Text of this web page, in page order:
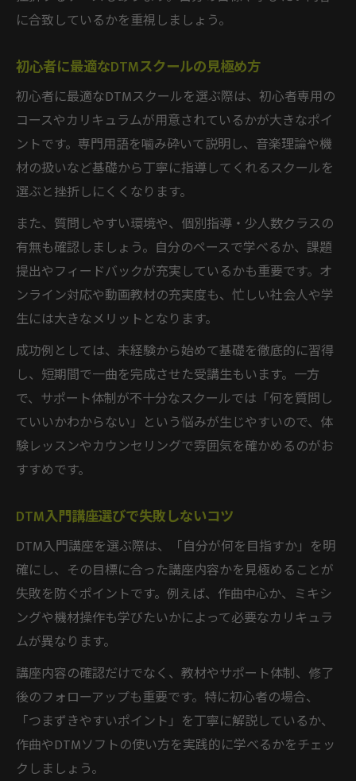
に合致しているかを重視しましょう。
初心者に最適なDTMスクールの見極め方
初心者に最適なDTMスクールを選ぶ際は、初心者専用の
コースやカリキュラムが用意されているかが大きなポイ
ントです。専門用語を噛み砕いて説明し、音楽理論や機
材の扱いなど基礎から丁寧に指導してくれるスクールを
選ぶと挫折しにくくなります。
また、質問しやすい環境や、個別指導・少人数クラスの
有無も確認しましょう。自分のペースで学べるか、課題
提出やフィードバックが充実しているかも重要です。オ
ンライン対応や動画教材の充実度も、忙しい社会人や学
生には大きなメリットとなります。
成功例としては、未経験から始めて基礎を徹底的に習得
し、短期間で一曲を完成させた受講生もいます。一方
で、サポート体制が不十分なスクールでは「何を質問し
ていいかわからない」という悩みが生じやすいので、体
験レッスンやカウンセリングで雰囲気を確かめるのがお
すすめです。
DTM入門講座選びで失敗しないコツ
DTM入門講座を選ぶ際は、「自分が何を目指すか」を明
確にし、その目標に合った講座内容かを見極めることが
失敗を防ぐポイントです。例えば、作曲中心か、ミキシ
ングや機材操作も学びたいかによって必要なカリキュラ
ムが異なります。
講座内容の確認だけでなく、教材やサポート体制、修了
後のフォローアップも重要です。特に初心者の場合、
「つまずきやすいポイント」を丁寧に解説しているか、
作曲やDTMソフトの使い方を実践的に学べるかをチェッ
クしましょう。